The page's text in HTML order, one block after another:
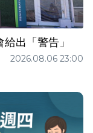
出「警告」
2026.08.06 23:00